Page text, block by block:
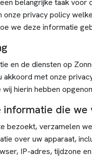
belangrijke taak voor
onze privacy policy
we deze informatie
en de diensten op
akkoord met onze
hierin hebben
informatie die we
bezoekt, verzamelen
over uw apparaat,
IP-adres, tijdzone